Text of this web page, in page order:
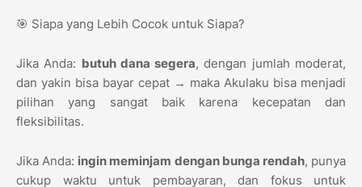
🎯 Siapa yang Lebih Cocok untuk Siapa?
Jika Anda: butuh dana segera, dengan jumlah moderat,
dan yakin bisa bayar cepat → maka Akulaku bisa menjadi
pilihan yang sangat baik karena kecepatan dan
fleksibilitas.
Jika Anda: ingin meminjam dengan bunga rendah, punya
cukup waktu untuk pembayaran, dan fokus untuk